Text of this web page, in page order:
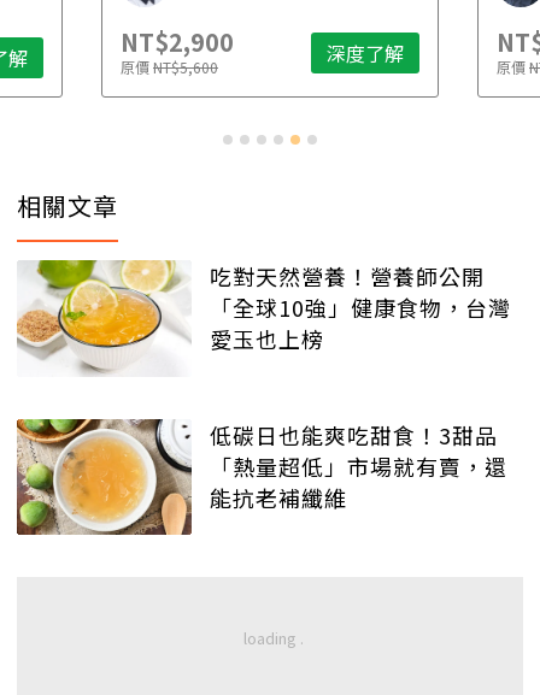
解 NT$2,900
原價NT$5,600 深度了解 原價
相關文章
吃對天然營養！營養師公開
「全球10強」健康食物，台灣
愛玉也上榜
低碳日也能爽吃甜食！3甜品
「熱量超低」市場就有賣，還
能抗老補纖維